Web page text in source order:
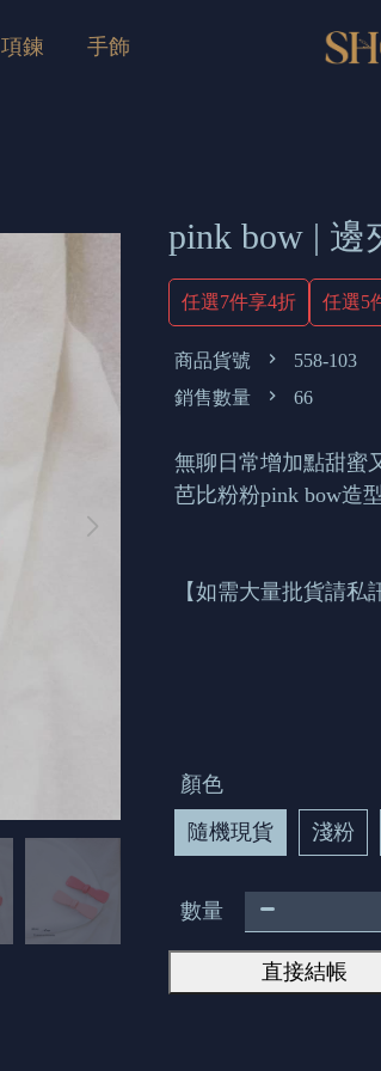
項鍊 手飾
pink bow | 邊
任選7件享4折 任選5
商品貨號
558-103
銷售數量
66
無聊日常增加點甜蜜
芭比粉粉pink bow造
【如需大量批貨請私
顏色
隨機現貨
淺粉
數量
直接結帳